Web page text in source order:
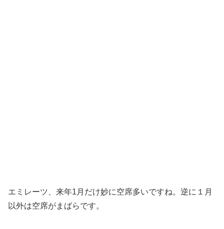
エミレーツ、来年1月だけ妙に空席多いですね。逆に１月
以外は空席がまばらです。